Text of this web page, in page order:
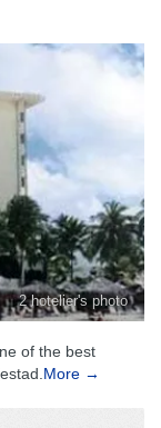
2 hotelier's photo
of the best
More →